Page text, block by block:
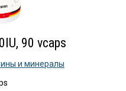
90 vcaps
и минералы